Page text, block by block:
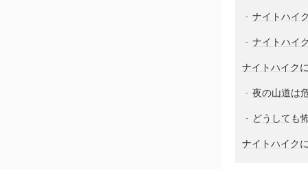
ナイトハイ
ナイトハイ
ナイトハイク
夜の山道は
どうしても
ナイトハイク